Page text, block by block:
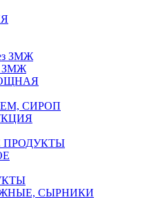
ЗМЖ
ЗМЖ
СИРОП
СЫРНИКИ